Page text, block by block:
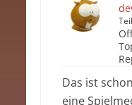
Das ist
eine